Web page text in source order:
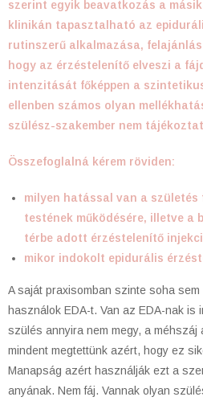
szerint egyik beavatkozás a
klinikán tapasztalható az
rutinszerű alkalmazása,
hogy az érzéstelenítő elveszi a
intenzitását főképpen a
ellenben számos olyan
szülész-szakember nem
Összefoglalná kérem röviden:
milyen hatással van a
testének működésére, illetve a
térbe adott érzéstelenítő
mikor indokolt epidurális
A saját praxisomban szinte soha
használok EDA-t. Van az EDA-nak is
szülés annyira nem megy, a méhszáj
mindent megtettünk azért, hogy ez
Manapság azért használják ezt a
anyának. Nem fáj. Vannak olyan